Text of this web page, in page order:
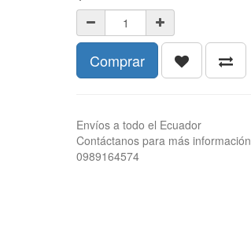
Comprar
Envíos a todo el Ecuador
Contáctanos para más información
0989164574